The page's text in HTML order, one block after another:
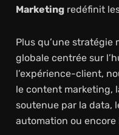
Marketingredéfinit
Plus qu’une stratégie
globale centrée sur
l’expérience-client,
le content marketing,
soutenue par la data,
automation ou